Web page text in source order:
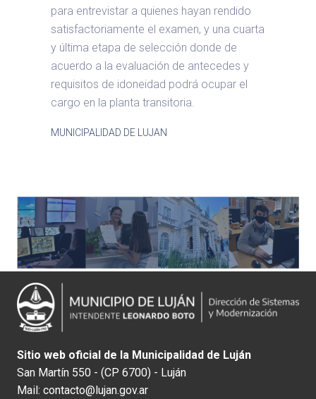
para entrevistar a quienes hayan rendido
satisfactoriamente el examen, y una cuarta
y última etapa de selección donde de
acuerdo a la evaluación de antecedes y
requisitos de idoneidad podrá ocupar el
cargo en la planta transitoria.
MUNICIPALIDAD DE LUJAN
Sitio web oficial de la Municipalidad de Luján
San Martín 550 - (CP 6700) - Luján
Mail: contacto@lujan.gov.ar